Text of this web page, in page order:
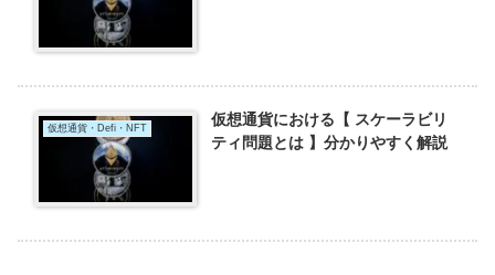
仮想通貨・Defi・NFT
仮想通貨における【 スケーラビリ
ティ問題とは 】分かりやすく解説